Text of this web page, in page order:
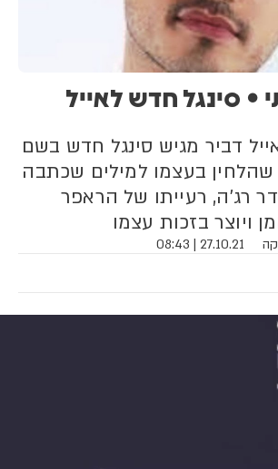
• סינגל חדש לאייל
דביר מגיש סינגל חדש בשם
שהלחין בעצמו למילים שכתבה
רג'ה, רעייתו של הראפר
ויוצר בזכות עצמו
27.10.21 | 08:43